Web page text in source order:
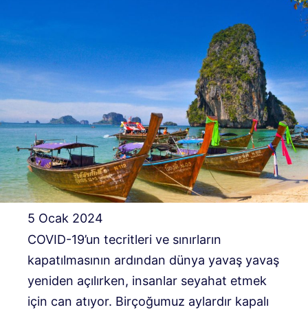
5 Ocak 2024
COVID-19’un tecritleri ve sınırların
kapatılmasının ardından dünya yavaş yavaş
yeniden açılırken, insanlar seyahat etmek
için can atıyor. Birçoğumuz aylardır kapalı